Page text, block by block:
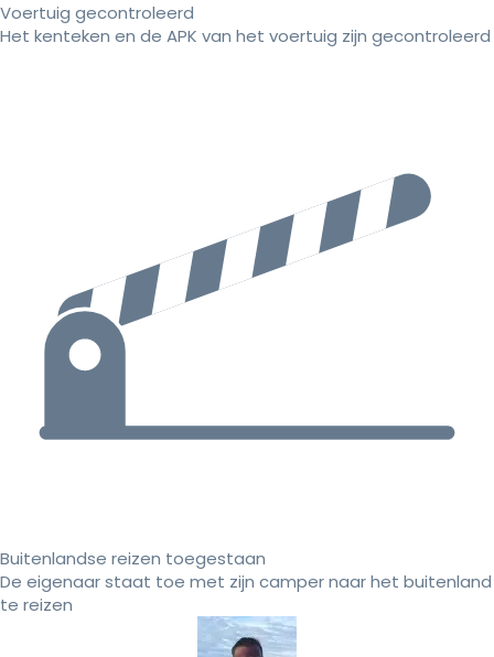
Voertuig gecontroleerd
Het kenteken en de APK van het voertuig zijn gecontroleerd
Buitenlandse reizen toegestaan
De eigenaar staat toe met zijn camper naar het buitenland
te reizen